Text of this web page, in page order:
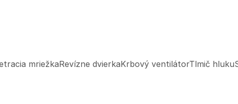
mriežkaRevízne dvierkaKrbový ventilátorTlmič hluku